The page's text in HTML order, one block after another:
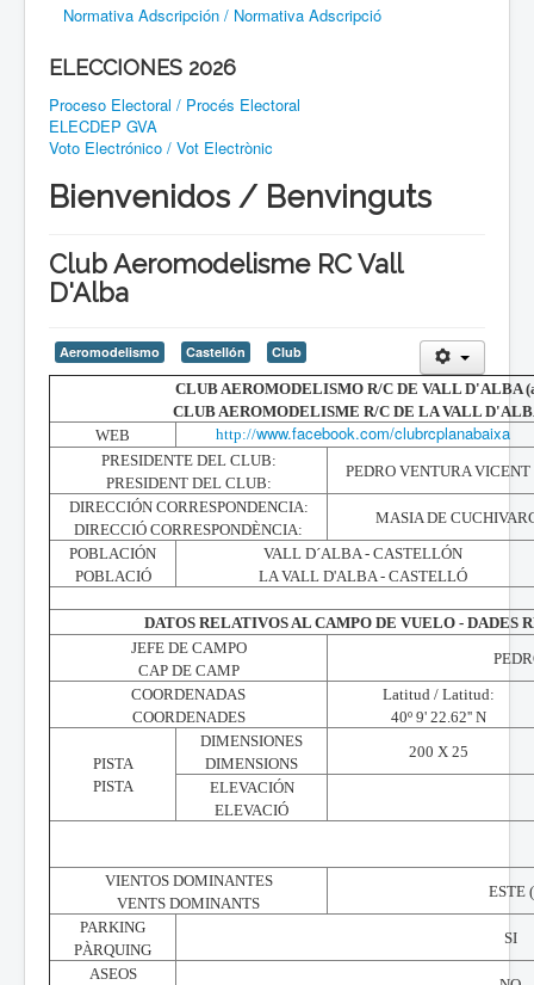
Normativa Adscripción / Normativa Adscripció
ELECCIONES 2026
Proceso Electoral / Procés Electoral
ELECDEP GVA
Voto Electrónico / Vot Electrònic
Bienvenidos / Benvinguts
Club Aeromodelisme RC Vall
D'Alba
Aeromodelismo Castellón Club
CLUB AEROMODELISMO R/C DE VALL D'ALBA
CLUB AEROMODELISME R/C DE LA VALL
WEB
http://www.facebook.com/clubrcplanabaixa
PRESIDENTE DEL CLUB:
PRESIDENT DEL CLUB:
PEDRO VENTURA VICENT
DIRECCIÓN CORRESPONDENCIA:
DIRECCIÓ CORRESPONDÈNCIA:
MASIA DE
POBLACIÓN
POBLACIÓ
VALL D´ALBA - CASTELLÓN
LA VALL D'ALBA - CASTELLÓ
DATOS RELATIVOS AL CAMPO DE VUELO - DADES
JEFE DE CAMPO
CAP DE CAMP
COORDENADAS
COORDENADES
Latitud / Latitud:
40º 9' 22.62'' N
PISTA
PISTA
DIMENSIONES
DIMENSIONS
200 X 25
ELEVACIÓN
ELEVACIÓ
VIENTOS DOMINANTES
VENTS DOMINANTS
ESTE
PARKING
PÀRQUING
SI
ASEOS